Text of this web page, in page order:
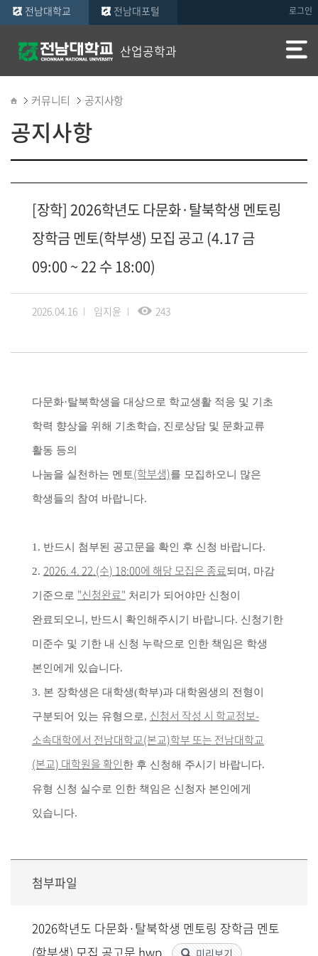
로그인
전남대학교 전남대포털
산업공학과
커뮤니티 공지사항
공지사항
[장학] 2026학년도 다문화·탈북학생 멘토링
장학금 멘토(학부생) 모집 공고 (4.17 금
09:00 ~ 22 수 18:00)
2026.04.16 임지윤 243
다문화·탈북학생을 대상으로 학교생활 적응 및 기초
학력 향상을 위해 기초학습, 진로상담 및 문화교류
활동 등의
나눔을 실천하는 멘토(학부생)를 모집하오니 많은
학생들의 참여 바랍니다.
1. 반드시 첨부된 공고문을 확인 후 신청 바랍니다.
2. 2026. 4. 22.(수) 18:00에 해당 모집은 종료되며, 마감
기준으로 "신청완료" 처리가 되어야만 신청이
완료되오니, 반드시 확인해주시기 바랍니다. 신청기한
미준수 및 기한 내 신청 누락으로 인한 책임은 학생
본인에게 있습니다.
3. 본 장학생은 대학생(학부)과 대학원생의 전형이
구분되어 있는 유형으로, 신청서 작성 시 학교정보-
소속대학에서 전남대학교(본교)학부 또는 전남대학교
(본교) 대학원을 확인한 후 신청해 주시기 바랍니다.
유형 신청 실수로 인한 책임은 신청자 본인에게
있습니다.
첨부파일
2026학년도 다문화·탈북학생 멘토링 장학금 멘토
(학부생) 모집 공고문.hwp
미리보기